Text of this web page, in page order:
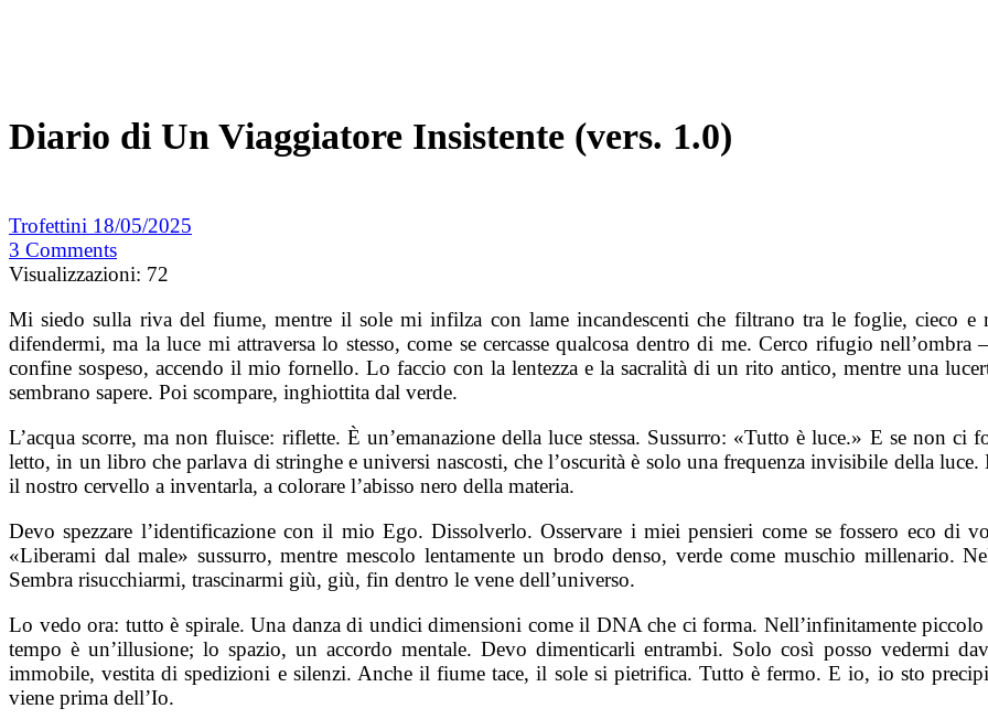
Diario di Un Viaggiatore Insistente (vers. 1.0)
Trofettini 18/05/2025
3 Comments
Visualizzazioni: 72
Mi siedo sulla riva del fiume, mentre il sole mi infilza con lame incandescenti che filtrano tra le foglie, cieco
difendermi, ma la luce mi attraversa lo stesso, come se cercasse qualcosa dentro di me. Cerco rifugio
confine sospeso, accendo il mio fornello. Lo faccio con la lentezza e la sacralità di un rito antico, mentre una
sembrano sapere. Poi scompare, inghiottita dal verde.
L’acqua scorre, ma non fluisce: riflette. È un’emanazione della luce stessa. Sussurro: «Tutto è luce.» E se non
letto, in un libro che parlava di stringhe e universi nascosti, che l’oscurità è solo una frequenza invisibile della
il nostro cervello a inventarla, a colorare l’abisso nero della materia.
Devo spezzare l’identificazione con il mio Ego. Dissolverlo. Osservare i miei pensieri come se fossero eco di
«Liberami dal male» sussurro, mentre mescolo lentamente un brodo denso, verde come muschio millenario.
Sembra risucchiarmi, trascinarmi giù, giù, fin dentro le vene dell’universo.
Lo vedo ora: tutto è spirale. Una danza di undici dimensioni come il DNA che ci forma. Nell’infinitamente
tempo è un’illusione; lo spazio, un accordo mentale. Devo dimenticarli entrambi. Solo così posso vedermi
immobile, vestita di spedizioni e silenzi. Anche il fiume tace, il sole si pietrifica. Tutto è fermo. E io, io sto
viene prima dell’Io.